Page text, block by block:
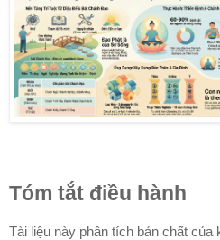
Tóm tắt điều hành
Tài liệu này phân tích bản chất của